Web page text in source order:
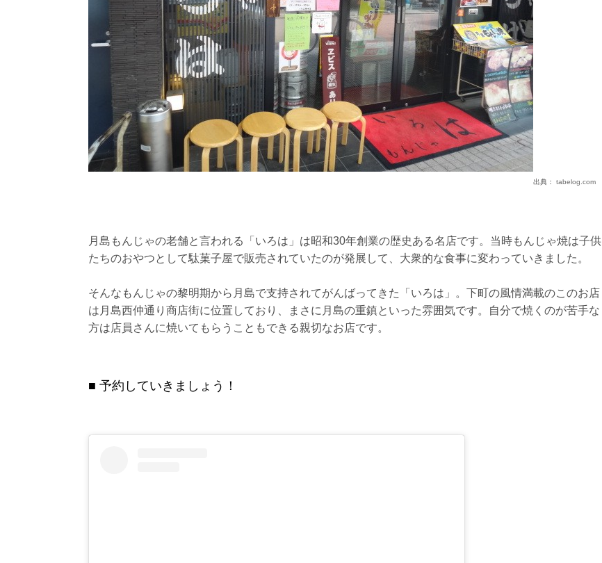
出典： tabelog.com
月島もんじゃの老舗と言われる「いろは」は昭和30年創業の歴史ある名店です。当時もんじゃ焼は子供
たちのおやつとして駄菓子屋で販売されていたのが発展して、大衆的な食事に変わっていきました。
そんなもんじゃの黎明期から月島で支持されてがんばってきた「いろは」。下町の風情満載のこのお店
は月島西仲通り商店街に位置しており、まさに月島の重鎮といった雰囲気です。自分で焼くのが苦手な
方は店員さんに焼いてもらうこともできる親切なお店です。
予約していきましょう！